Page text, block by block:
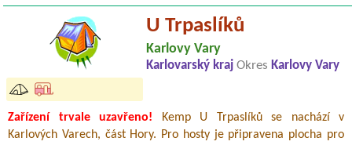
U Trpaslíků
Karlovy Vary
Karlovarský kraj Okres Karlovy Vary
Zařízení trvale uzavřeno! Kemp U Trpaslíků se nachází v
Karlových Varech, část Hory. Pro hosty je připravena plocha pro